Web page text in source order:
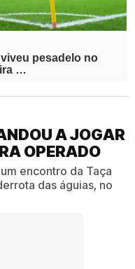
A JOGAR
OPERADO
encontro da Taça
das águias, no